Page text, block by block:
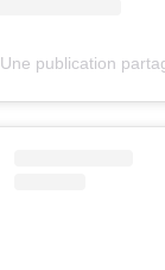
Une publication